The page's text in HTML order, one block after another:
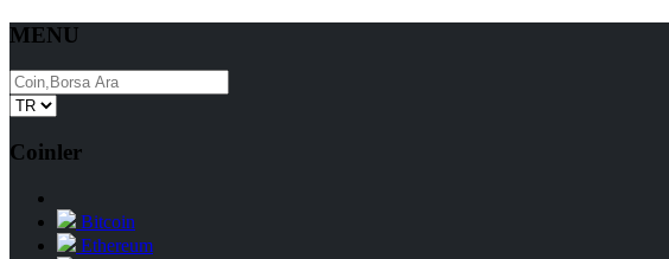
MENU
Coinler
Bitcoin
Ethereum